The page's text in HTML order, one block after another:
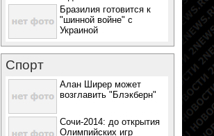
Бразилия готовится к
"шинной войне" с
Украиной
Спорт
Алан Ширер может
возглавить "Блэкберн"
Сочи-2014: до открытия
Олимпийских игр